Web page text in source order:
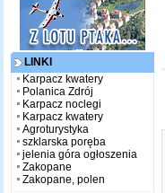
LINKI
Karpacz kwatery
Polanica Zdrój
Karpacz noclegi
Karpacz kwatery
Agroturystyka
szklarska poręba
jelenia góra ogłoszenia
Zakopane
Zakopane, polen